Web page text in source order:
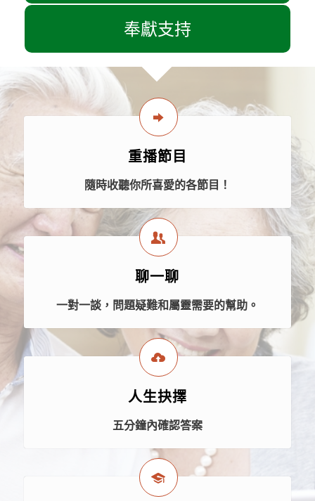
奉獻支持
重播節目
隨時收聽你所喜愛的各節目！
聊一聊
一對一談，問題疑難和屬靈需要的幫助。
人生抉擇
五分鐘內確認答案